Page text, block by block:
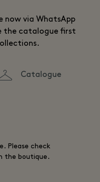
now via WhatsApp
the catalogue first
Catalogue
Please check
the boutique.